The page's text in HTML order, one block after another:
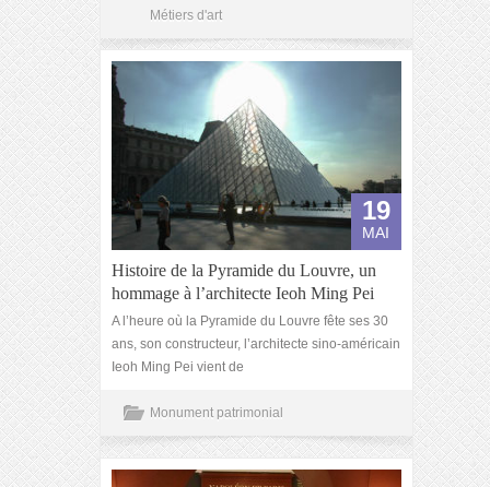
Métiers d'art
19
MAI
Histoire de la Pyramide du Louvre, un
hommage à l’architecte Ieoh Ming Pei
A l’heure où la Pyramide du Louvre fête ses 30
ans, son constructeur, l’architecte sino-américain
Ieoh Ming Pei vient de
Monument patrimonial